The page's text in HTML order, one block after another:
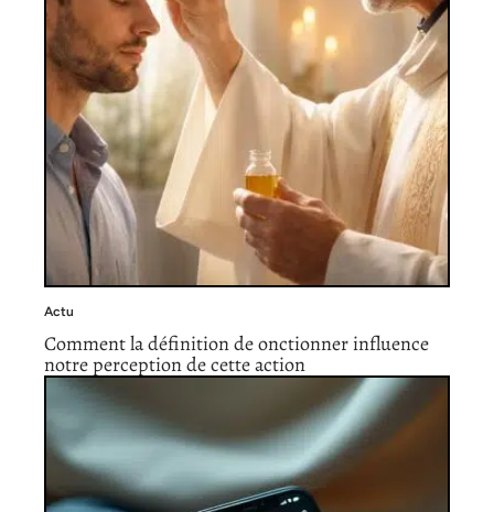
Actu
Comment la définition de onctionner influence
notre perception de cette action